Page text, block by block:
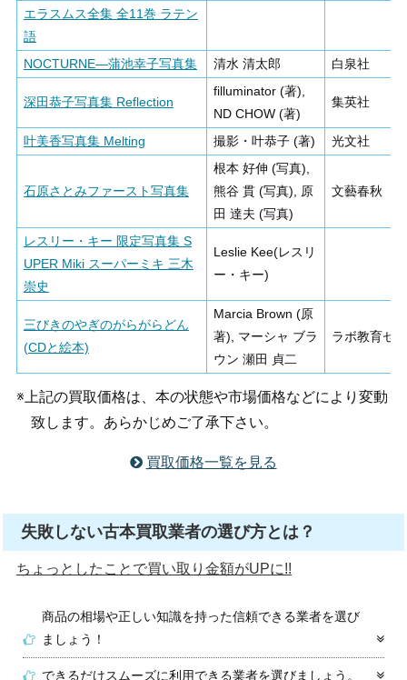
エラスムス全集 全11巻 ラテン
語
NOCTURNE―蒲池幸子写真集
清水 清太郎 白泉社
深田恭子写真集 Reflection
filluminator (著),
ND CHOW (著)
集英社
叶美香写真集 Melting 撮影・叶恭子 (著) 光文社
石原さとみファースト写真集
根本 好伸 (写真),
熊谷 貫 (写真), 原
田 達夫 (写真)
文藝春秋
レスリー・キー 限定写真集 S
UPER Miki スーパーミキ 三木
崇史
Leslie Kee(レスリ
ー・キー)
三びきのやぎのがらがらどん
(CDと絵本)
Marcia Brown (原
著), マーシャ ブラ
ウン 瀬田 貞二
ラボ教育セ
※上記の買取価格は、本の状態や市場価格などにより変動
致します。あらかじめご了承下さい。
買取価格一覧を見る
失敗しない古本買取業者の選び方とは？
ちょっとしたことで買い取り金額がUPに!!
商品の相場や正しい知識を持った信頼できる業者を選び
ましょう！
できるだけスムーズに利用できる業者を選びましょう。